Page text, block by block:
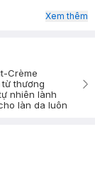
Xem thêm
Crème
thương
nhiên lành
làn da luôn